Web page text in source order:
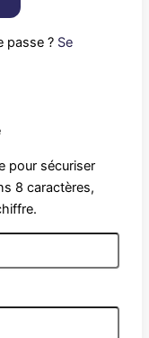
passe ? Se
pour sécuriser
8 caractères,